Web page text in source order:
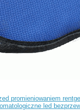
promieniowaniem
led